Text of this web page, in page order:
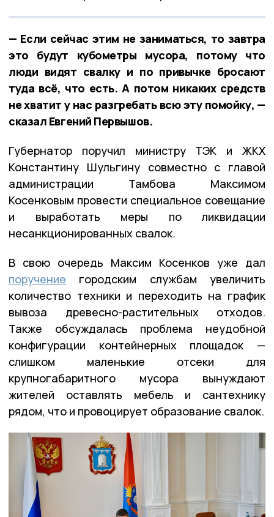
— Если сейчас этим не заниматься, то завтра
это будут кубометры мусора, потому что
люди видят свалку и по привычке бросают
туда всё, что есть. А потом никаких средств
не хватит у нас разгребать всю эту помойку, —
сказал Евгений Первышов.
Губернатор поручил министру ТЭК и ЖКХ
Константину Шульгину совместно с главой
администрации Тамбова Максимом
Косенковым провести специальное совещание
и выработать меры по ликвидации
несанкционированных свалок.
В свою очередь Максим Косенков уже дал
поручение городским службам увеличить
количество техники и переходить на график
вывоза древесно-растительных отходов.
Также обсуждалась проблема неудобной
конфигурации контейнерных площадок —
слишком маленькие отсеки для
крупногабаритного мусора вынуждают
жителей оставлять мебель и сантехнику
рядом, что и провоцирует образование свалок.